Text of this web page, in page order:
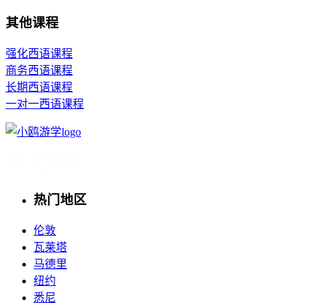
其他课程
强化西语课程
商务西语课程
长期西语课程
一对一西语课程
热门地区
伦敦
瓦莱塔
马德里
纽约
悉尼